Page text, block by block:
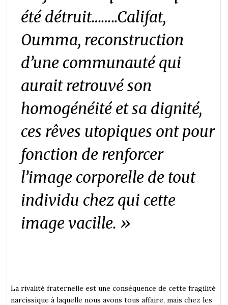
été détruit……..Califat,
Oumma, reconstruction
d’une communauté qui
aurait retrouvé son
homogénéité et sa dignité,
ces rêves utopiques ont pour
fonction de renforcer
l’image corporelle de tout
individu chez qui cette
image vacille. »
La rivalité fraternelle est une conséquence de cette fragilité
narcissique à laquelle nous avons tous affaire, mais chez les